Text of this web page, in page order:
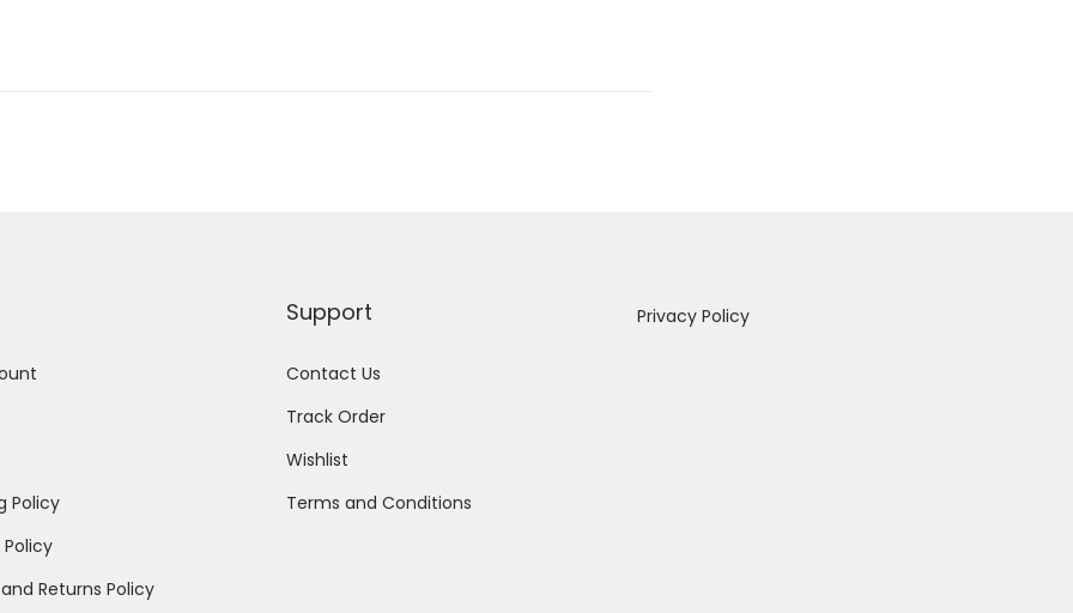
Policy
Returns Policy
Support
Contact Us
Track Order
Wishlist
Terms and Conditions
Privacy Policy